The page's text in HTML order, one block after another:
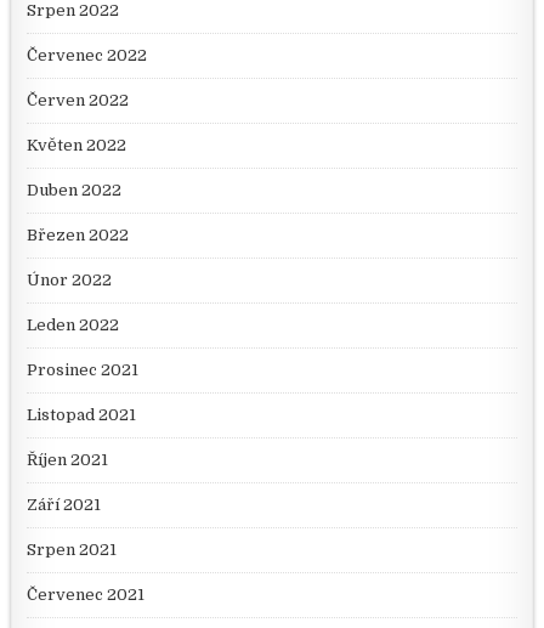
Srpen 2022
Červenec 2022
Červen 2022
Květen 2022
Duben 2022
Březen 2022
Únor 2022
Leden 2022
Prosinec 2021
Listopad 2021
Říjen 2021
Září 2021
Srpen 2021
Červenec 2021